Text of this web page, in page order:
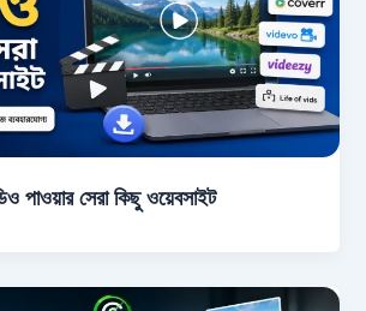
পাওয়ার সেরা কিছু ওয়েবসাইট